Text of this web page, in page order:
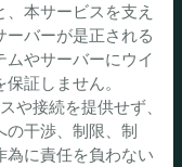
本サービスを支え
バーが是正される
ムやサーバーにウイ
証しません。
や接続を提供せず、
の干渉、制限、制
為に責任を負わない